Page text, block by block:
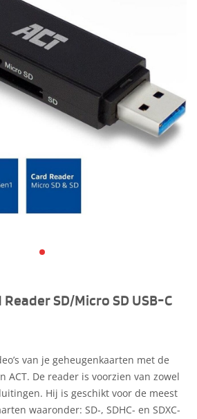
Reader SD/Micro SD USB-C
van je geheugenkaarten met de
ACT. De reader is voorzien van zowel
Hij is geschikt voor de meest
waaronder: SD-, SDHC- en SDXC-